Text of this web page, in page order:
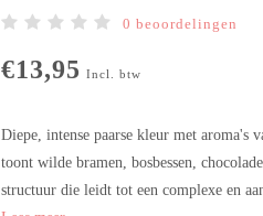
0 beoordelingen
€13,95 Incl. btw
Diepe, intense paarse kleur met aroma's
toont wilde bramen, bosbessen,
structuur die leidt tot een complexe en